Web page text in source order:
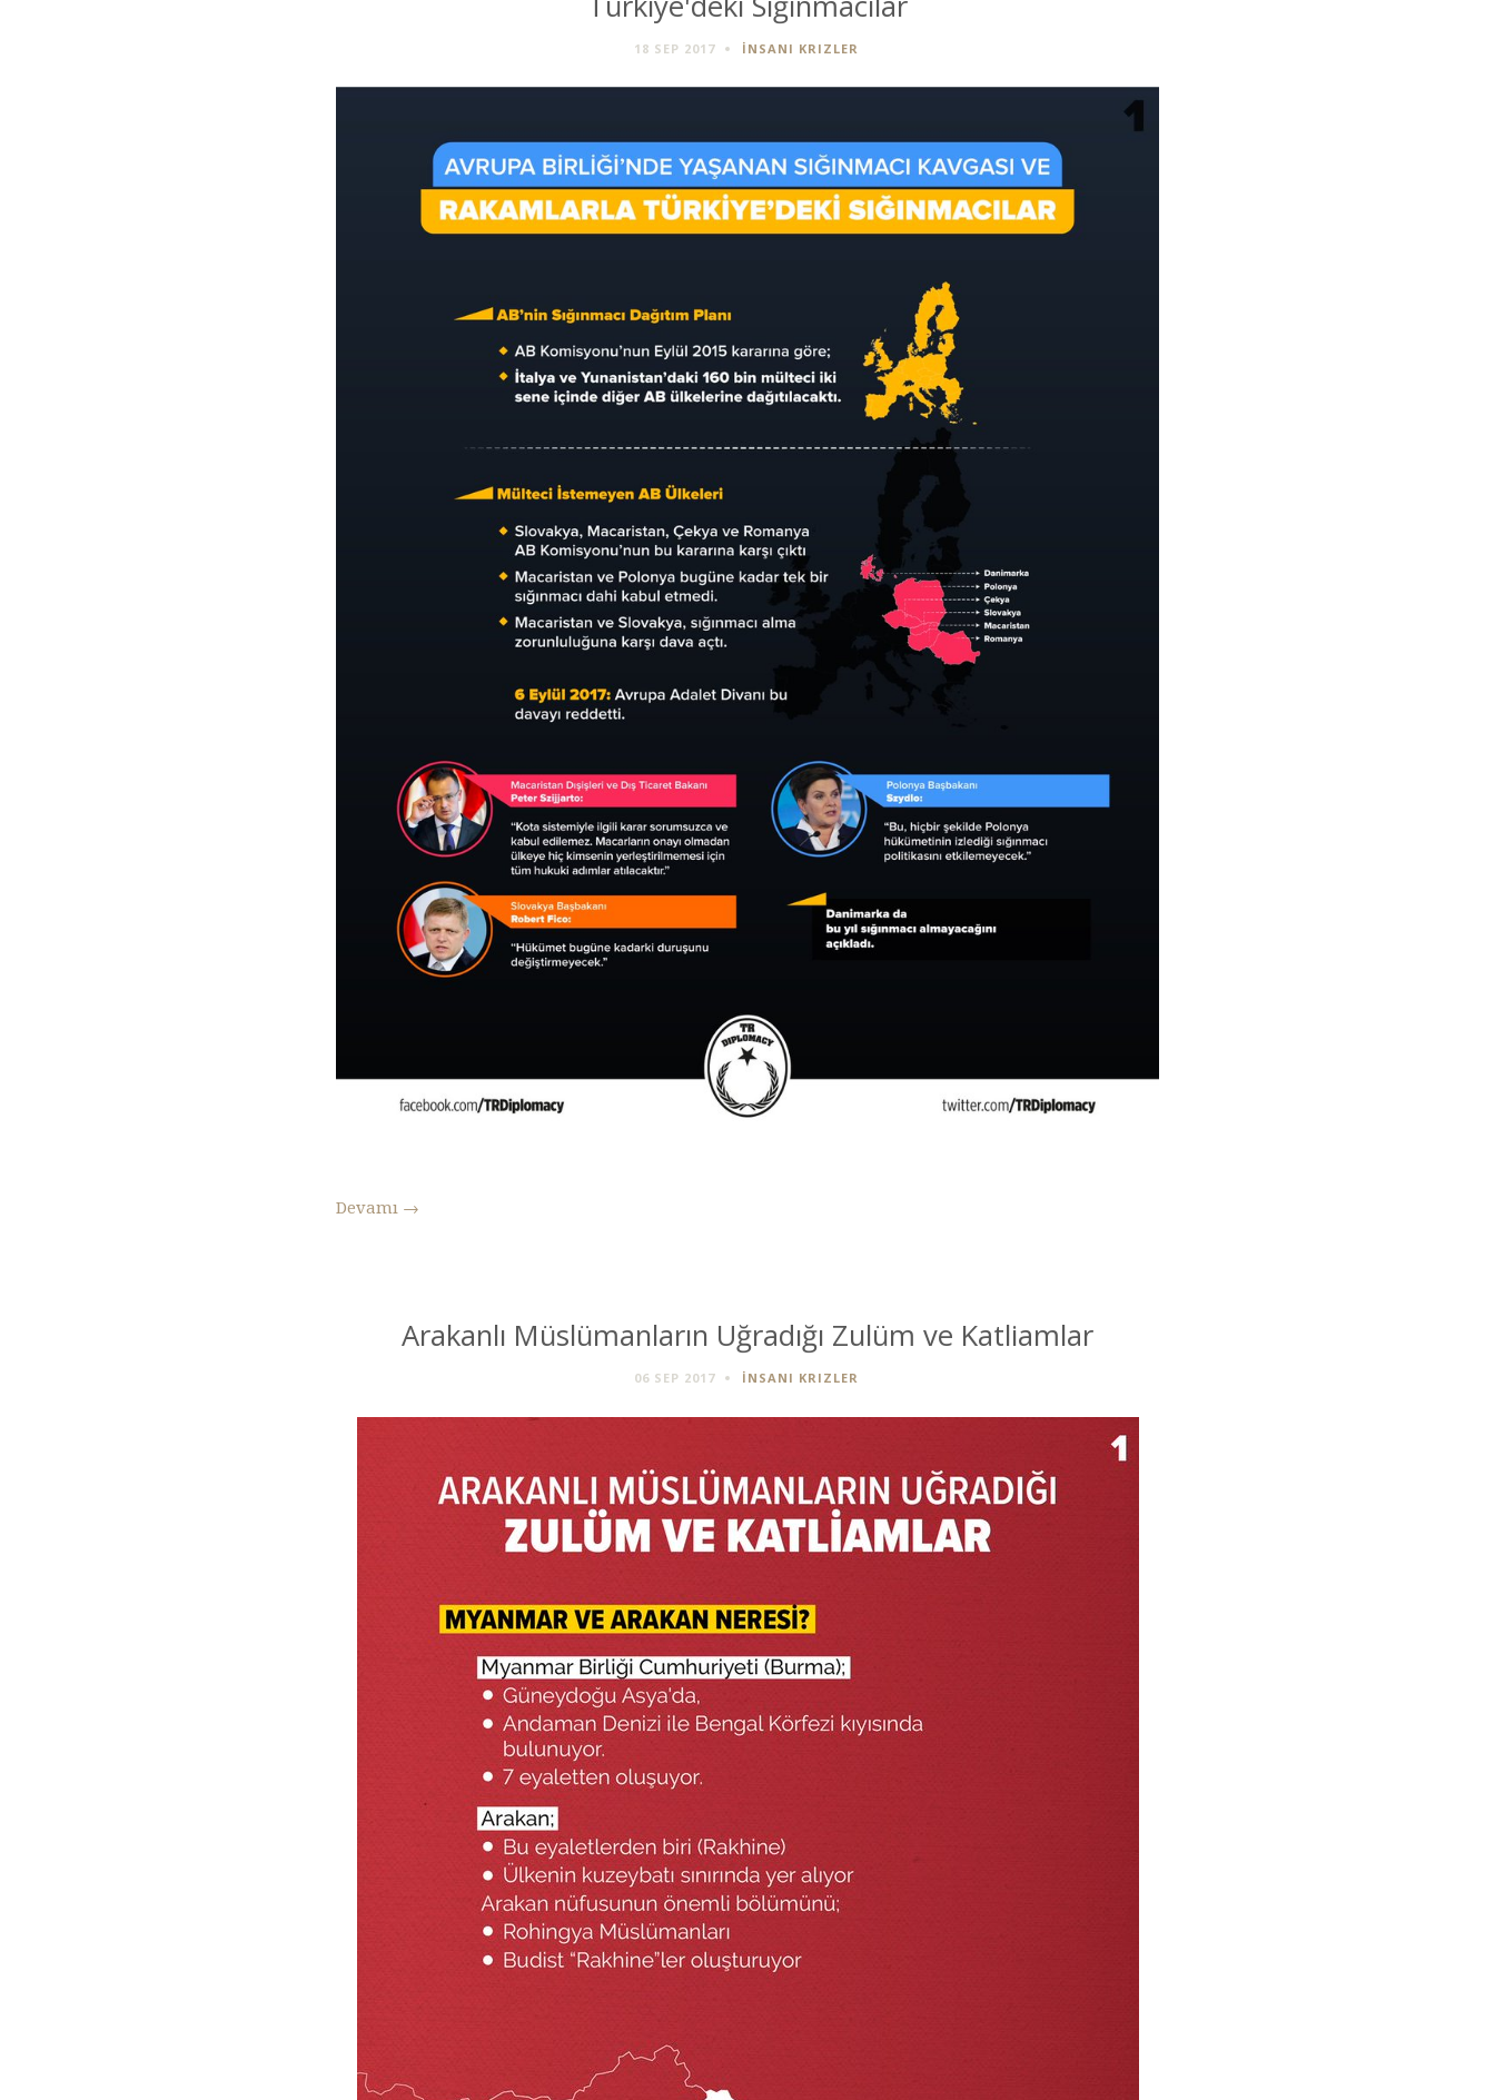
18 SEP 2017 İNSANI KRIZLER
Devamı →
Arakanlı Müslümanların Uğradığı Zulüm ve Katliamlar
06 SEP 2017 İNSANI KRIZLER